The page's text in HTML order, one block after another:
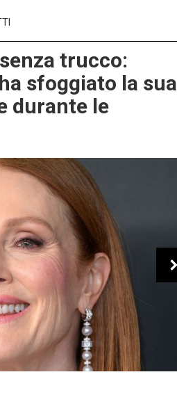
trucco:
sfoggiato la sua
durante le